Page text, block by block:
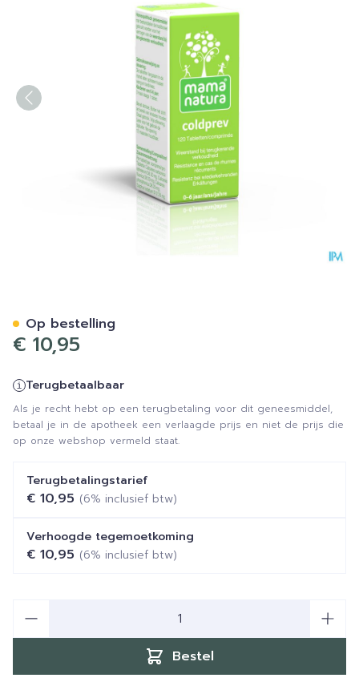
€ 10,95
Terugbetaalbaar
Als je recht hebt op een terugbetaling voor dit geneesmiddel,
betaal je in de apotheek een verlaagde prijs en niet de prijs die
op onze webshop vermeld staat.
Terugbetalingstarief
€ 10,95 (6% inclusief btw)
Verhoogde tegemoetkoming
€ 10,95 (6% inclusief btw)
Bestel
Op bestelling